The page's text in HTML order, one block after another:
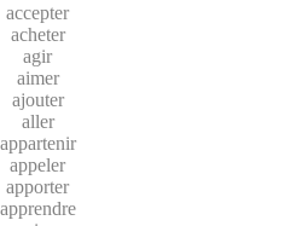
accepter
acheter
agir
aimer
ajouter
aller
appartenir
appeler
apporter
apprendre